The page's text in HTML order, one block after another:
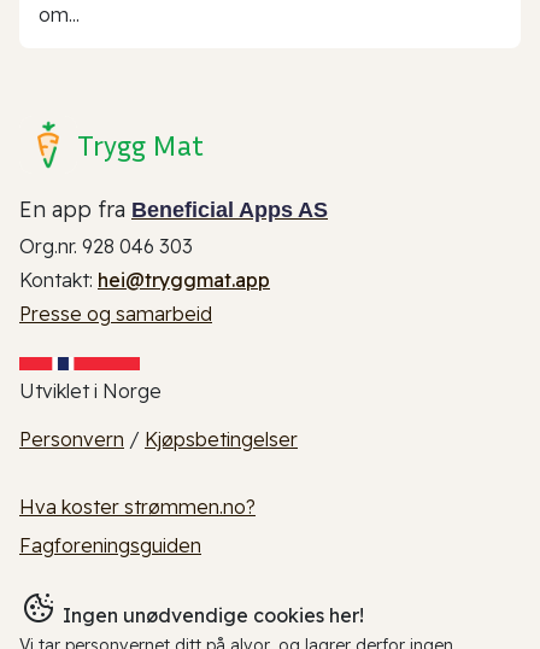
om...
Trygg Mat
En app fra Beneficial Apps AS
Org.nr. 928 046 303
Kontakt: hei@tryggmat.app
Presse og samarbeid
Utviklet i Norge
Personvern / Kjøpsbetingelser
Hva koster strømmen.no?
Fagforeningsguiden
Ingen unødvendige cookies her!